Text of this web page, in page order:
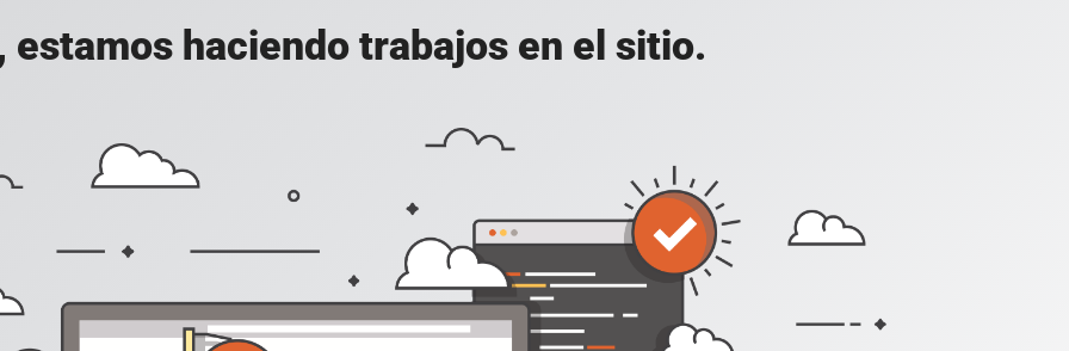
estamos haciendo trabajos en el sitio.